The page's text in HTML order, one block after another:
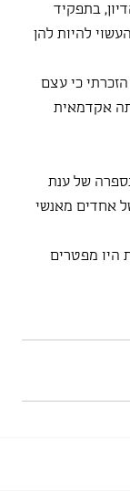
בתפקיד
להיות להן
כי עצם
אקדמאית
של ענת
אחדים מאנשי
היו מפטרים